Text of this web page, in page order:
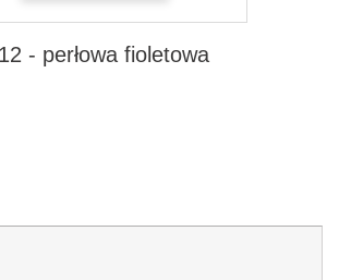
- perłowa fioletowa